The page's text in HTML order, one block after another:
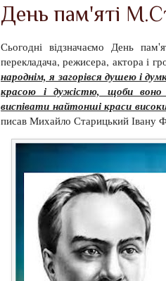
День пам'яті
Сьогодні відзначаємо День
перекладача, режисера, актора і
народнім, я загорівся душею і
красою і дужістю, щоби воно
виспівати найтонші краси
писав Михайло Старицький Івану